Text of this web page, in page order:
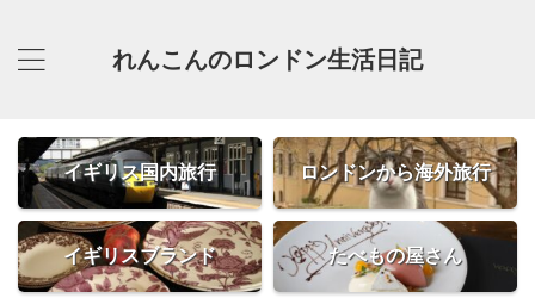
れんこんのロンドン生活日記
イギリス国内旅行 ロンドンから海外旅行
イギリスブランド たべもの屋さん